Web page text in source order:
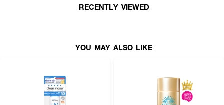
· หลีกเลี่ยงบริเวณรอบดวงตา หากเข้าตาให้ล้างด้วยน้ำสะอาดทันที
RECENTLY VIEWED
YOU MAY ALSO LIKE